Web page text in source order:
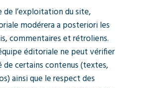
de l’exploitation du site,
modérera a posteriori les
commentaires et rétroliens.
éditoriale ne peut vérifier
de certains contenus (textes,
ainsi que le respect des